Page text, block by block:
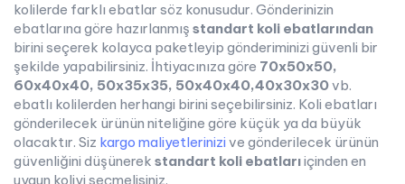
kolilerde farklı ebatlar söz konusudur. Gönderinizin
ebatlarına göre hazırlanmış standart koli ebatlarından
birini seçerek kolayca paketleyip gönderiminizi güvenli bir
şekilde yapabilirsiniz. İhtiyacınıza göre 70x50x50,
60x40x40, 50x35x35, 50x40x40,40x30x30vb.
ebatlı kolilerden herhangi birini seçebilirsiniz. Koli ebatları
gönderilecek ürünün niteliğine göre küçük ya da büyük
olacaktır. Siz kargo maliyetlerinizi ve gönderilecek ürünün
güvenliğini düşünerek standart koli ebatlarıiçinden en
uygun koliyi seçmelisiniz.